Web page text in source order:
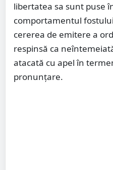
libertatea sa sunt puse
comportamentul
cererea de emitere a
respinsă ca
atacată cu apel în
pronunțare.